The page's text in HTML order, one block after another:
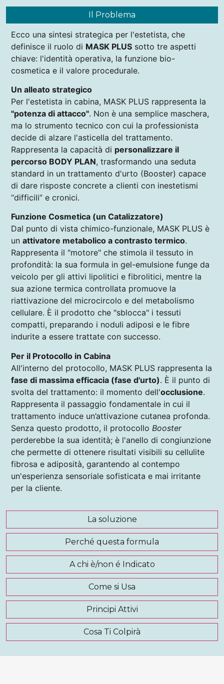
Il Problema
La soluzione
Perché questa formula
A chi è/non é Indicato
Come si Usa
Principi Attivi
Cosa Ti Colpirà
Ecco una sintesi strategica per l'estetista, che
definisce il ruolo di MASK PLUS sotto tre aspetti
chiave: l'identità operativa, la funzione bio-
cosmetica e il valore procedurale.
Un alleato strategico
Per l'estetista in cabina, MASK PLUS rappresenta la
"potenza di attacco". Non è una semplice maschera,
ma lo strumento tecnico con cui la professionista
decide di alzare l'asticella del trattamento.
Rappresenta la capacità di personalizzare il
percorso BODY PLAN, trasformando una seduta
standard in un trattamento d'urto (Booster) capace
di dare risposte concrete a clienti con inestetismi
“difficili” e cronici.
Funzione Cosmetica (un Catalizzatore)
Dal punto di vista chimico-funzionale, MASK PLUS è
un attivatore metabolico a contrasto termico.
Rappresenta il "motore" che stimola il tessuto in
profondità: la sua formula in gel-emulsione funge da
veicolo per gli attivi lipolitici e fibrolitici, mentre la
sua azione termica controllata promuove la
riattivazione del microcircolo e del metabolismo
cellulare. È il prodotto che "sblocca" i tessuti
compatti, preparando i noduli adiposi e le fibre
indurite a essere trattate con successo.
Per il Protocollo in Cabina
All'interno del protocollo, MASK PLUS rappresenta la
fase di massima efficacia (fase d'urto). È il punto di
svolta del trattamento: il momento dell'occlusione.
Rappresenta il passaggio fondamentale in cui il
trattamento induce un’attivazione cutanea profonda.
Senza questo prodotto, il protocollo Booster
perderebbe la sua identità; è l'anello di congiunzione
che permette di ottenere risultati visibili su cellulite
fibrosa e adiposità, garantendo al contempo
un'esperienza sensoriale sofisticata e mai irritante
per la cliente.